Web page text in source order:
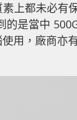
上都未必有
是當中
用，廠商亦